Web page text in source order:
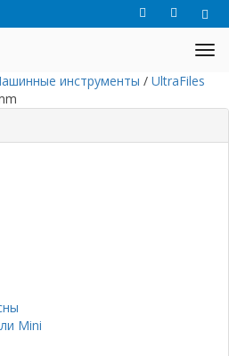
инструменты / UltraFiles
Mini